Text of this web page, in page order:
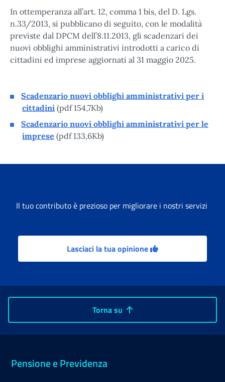
In ottemperanza all’art. 12, comma 1 bis, del D. Lgs.
n.33/2013, si pubblicano di seguito, con le modalità
previste dal DPCM dell’8.11.2013, gli scadenzari dei
nuovi obblighi amministrativi introdotti a carico di
cittadini ed imprese aggiornati al 31 maggio 2025.
Scadenzario nuovi obblighi amministrativi per i
cittadini (pdf 154,7Kb)
Scadenzario nuovi obblighi amministrativi per le
imprese (pdf 133,6Kb)
Il tuo contributo è prezioso per migliorare i nostri servizi
Lasciaci la tua opinione
Torna su
Pensione e Previdenza